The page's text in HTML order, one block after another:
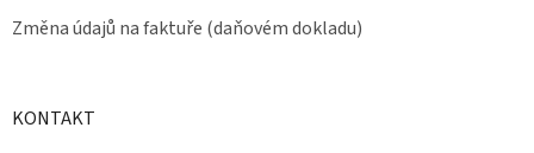
Změna údajů na faktuře (daňovém dokladu)
KONTAKT